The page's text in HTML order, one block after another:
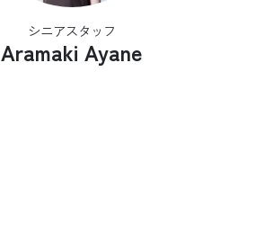
シニアスタッフ
Aramaki Ayane